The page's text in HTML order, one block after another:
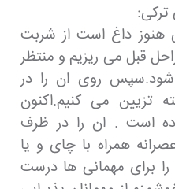
ترکی:
هنوز داغ است از شربت
قبل می ریزیم و منتظر
روی ان را در
تزیین می کنیم.اکنون
است . ان را در ظرف
همراه با چای و یا
برای مهمانی ها درست